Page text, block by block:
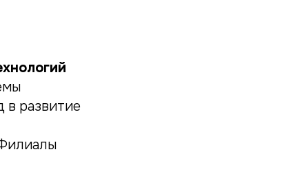
в развитие